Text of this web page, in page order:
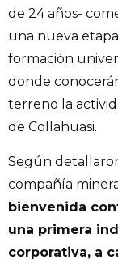
de 24 años-
una nueva
formación
donde
terreno la
de Collahuasi.
Según
compañía
bienvenida
una primera
corporativa, a